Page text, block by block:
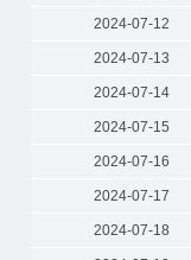
2024-07-12
2024-07-13
2024-07-14
2024-07-15
2024-07-16
2024-07-17
2024-07-18